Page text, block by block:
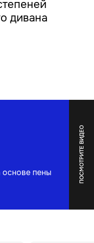
дивана
пены ПОСМОТРИТЕ ВИДЕО